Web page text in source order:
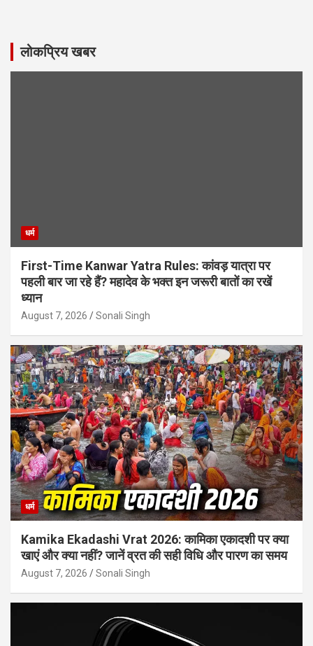
लोकप्रिय खबर
धर्म
First-Time Kanwar Yatra Rules: कांवड़ यात्रा पर
पहली बार जा रहे हैं? महादेव के भक्त इन जरूरी बातों का रखें
ध्यान
August 7, 2026 Sonali Singh
धर्म
Kamika Ekadashi Vrat 2026: कामिका एकादशी पर क्या
खाएं और क्या नहीं? जानें व्रत की सही विधि और पारण का समय
August 7, 2026 Sonali Singh